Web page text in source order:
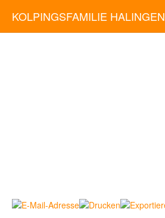
KOLPINGSFAMILIE HALINGEN